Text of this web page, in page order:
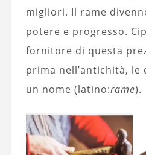
migliori. Il rame
potere e progresso.
fornitore di questa
prima nell’antichità,
un nome (latino:rame).